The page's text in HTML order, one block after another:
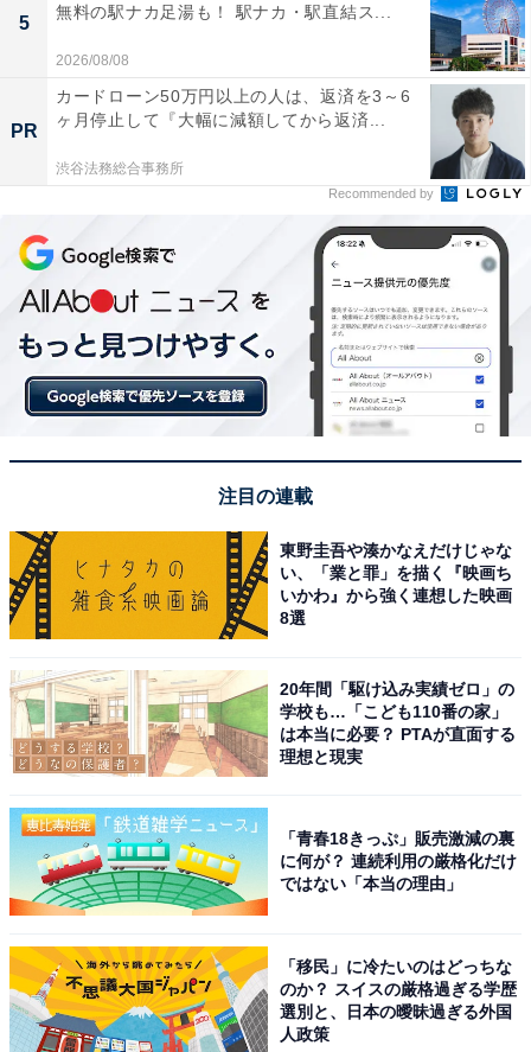
5
無料の駅ナカ足湯も！ 駅ナカ・駅直結ス...
2026/08/08
PR
カードローン50万円以上の人は、返済を3～6
ヶ月停止して『大幅に減額してから返済...
渋谷法務総合事務所
Recommended by
注目の連載
東野圭吾や湊かなえだけじゃな
い、「業と罪」を描く『映画ち
いかわ』から強く連想した映画
8選
20年間「駆け込み実績ゼロ」の
学校も…「こども110番の家」
は本当に必要？ PTAが直面する
理想と現実
「青春18きっぷ」販売激減の裏
に何が？ 連続利用の厳格化だけ
ではない「本当の理由」
「移民」に冷たいのはどっちな
のか？ スイスの厳格過ぎる学歴
選別と、日本の曖昧過ぎる外国
人政策